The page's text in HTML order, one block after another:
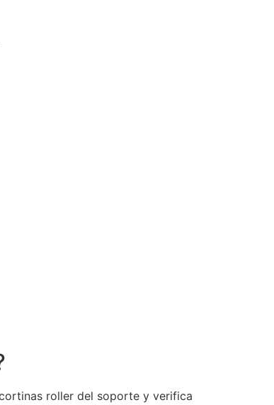
roller del soporte y verifica